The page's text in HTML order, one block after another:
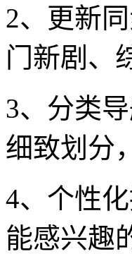
2、更新
门新剧、
3、分类
细致划分
4、个性
能感兴趣